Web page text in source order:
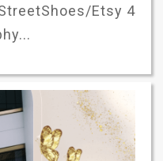
Etsy 4